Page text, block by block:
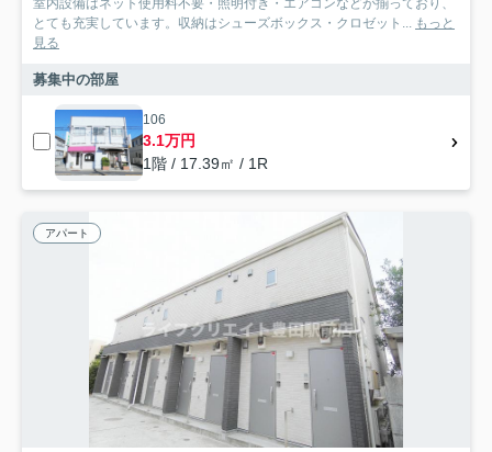
とても充実しています。収納はシューズボックス・クロゼット...
もっと
見る
募集中の部屋
106
3.1万円
1階 / 17.39㎡ / 1R
アパート